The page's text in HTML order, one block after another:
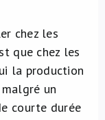
chez les
que chez les
la production
un
courte durée